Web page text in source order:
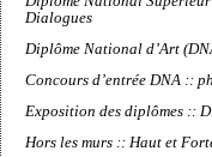
Dialogues
Diplôme National d’Art
Concours d’entrée DNA ::
Exposition des diplômes ::
Hors les murs :: Haut et